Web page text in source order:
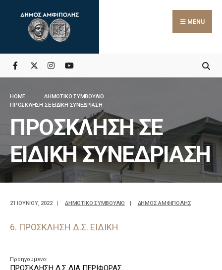
MENU
HOME
ΔΗΜΟΤΙΚΟ ΣΥΜΒΟΥΛΙΟ
ΠΡΟΣΚΛΗΣΗ ΣΕ ΕΙΔΙΚΗ ΣΥΝΕΔΡΙΑΣΗ
ΠΡΟΣΚΛΗΣΗ ΣΕ
ΕΙΔΙΚΗ ΣΥΝΕΔΡΙΑΣΗ
21 ΙΟΥΝΊΟΥ, 2022 | ΔΗΜΟΤΙΚΟ ΣΥΜΒΟΥΛΙΟ | ΔΗΜΟΣ ΑΜΦΙΠΟΛΗΣ
6. ΠΡΟΣΚΛΗΣΗ Δ.Σ. ΕΙΔΙΚΗ
Προηγούμενο:
ΠΡΟΣΚΛΗΣΗ Δ.Σ ΔΙΑ ΠΕΡΙΦΟΡΑΣ